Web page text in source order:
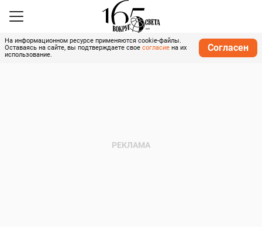
На информационном ресурсе применяются cookie-файлы.
Оставаясь на сайте, вы подтверждаете свое согласие на их
использование.
Согласен